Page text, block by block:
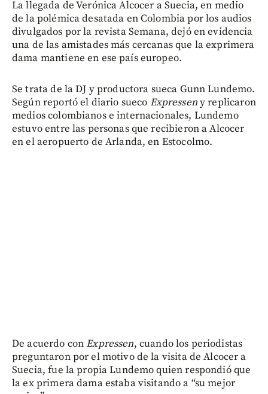
La llegada de Verónica Alcocer a Suecia, en medio
de la polémica desatada en Colombia por los audios
divulgados por la revista Semana, dejó en evidencia
una de las amistades más cercanas que la exprimera
dama mantiene en ese país europeo.
Se trata de la DJ y productora sueca Gunn Lundemo.
Según reportó el diario sueco Expresseny replicaron
medios colombianos e internacionales, Lundemo
estuvo entre las personas que recibieron a Alcocer
en el aeropuerto de Arlanda, en Estocolmo.
De acuerdo conExpressen, cuando los periodistas
preguntaron por el motivo de la visita de Alcocer a
Suecia, fue la propia Lundemo quien respondió que
la ex primera dama estaba visitando a “su mejor